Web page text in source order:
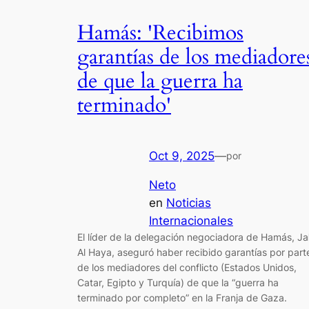
Hamás: 'Recibimos
garantías de los
de que la guerra ha
terminado'
Oct 9, 2025—por
Neto
en Noticias
Internacionales
El líder de la delegación negociadora de Hamás,
Al Haya, aseguró haber recibido garantías por
de los mediadores del conflicto (Estados Unidos,
Catar, Egipto y Turquía) de que la “guerra ha
terminado por completo” en la Franja de Gaza.